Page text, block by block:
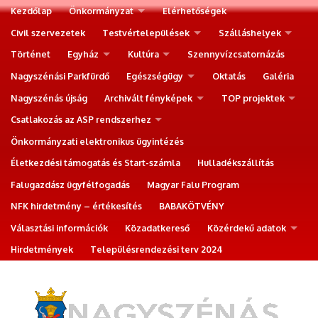
Kezdőlap Önkormányzat
Elérhetőségek
Civil szervezetek
Testvértelepülések
Szálláshelyek
Történet
Egyház Kultúra
Szennyvízcsatornázás
Nagyszénási Parkfürdő
Egészségügy Oktatás
Galéria
Nagyszénás újság
Archivált fényképek
TOP projektek
Csatlakozás az ASP rendszerhez
Önkormányzati elektronikus ügyintézés
Életkezdési támogatás és Start-számla
Hulladékszállítás
Falugazdász ügyfélfogadás
Magyar Falu Program
NFK hirdetmény – értékesítés
BABAKÖTVÉNY
Választási információk
Közadatkereső
Közérdekű adatok
Hirdetmények
Településrendezési terv 2024